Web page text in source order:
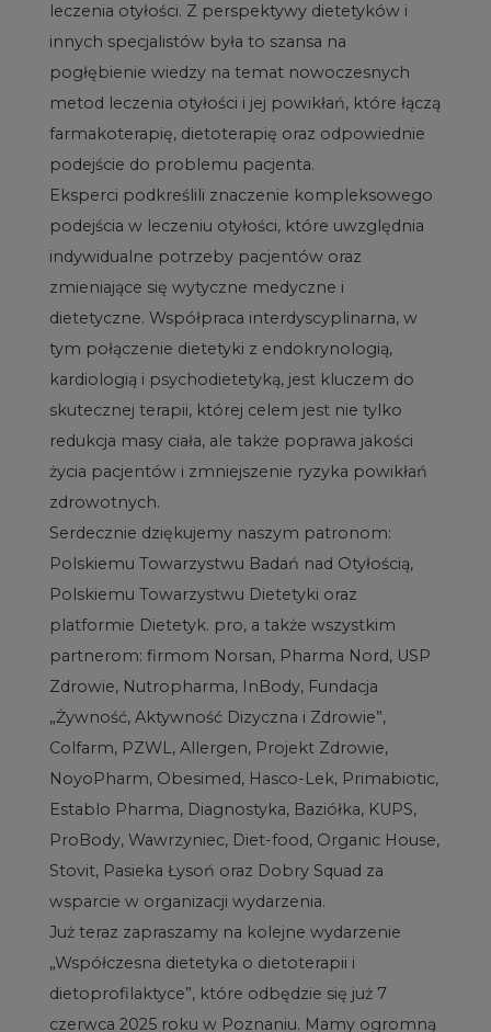
leczenia otyłości. Z perspektywy dietetyków i
innych specjalistów była to szansa na
pogłębienie wiedzy na temat nowoczesnych
metod leczenia otyłości i jej powikłań, które łączą
farmakoterapię, dietoterapię oraz odpowiednie
podejście do problemu pacjenta.
Eksperci podkreślili znaczenie kompleksowego
podejścia w leczeniu otyłości, które uwzględnia
indywidualne potrzeby pacjentów oraz
zmieniające się wytyczne medyczne i
dietetyczne. Współpraca interdyscyplinarna, w
tym połączenie dietetyki z endokrynologią,
kardiologią i psychodietetyką, jest kluczem do
skutecznej terapii, której celem jest nie tylko
redukcja masy ciała, ale także poprawa jakości
życia pacjentów i zmniejszenie ryzyka powikłań
zdrowotnych.
Serdecznie dziękujemy naszym patronom:
Polskiemu Towarzystwu Badań nad Otyłością,
Polskiemu Towarzystwu Dietetyki oraz
platformie Dietetyk. pro, a także wszystkim
partnerom: firmom Norsan, Pharma Nord, USP
Zdrowie, Nutropharma, InBody, Fundacja
„Żywność, Aktywność Dizyczna i Zdrowie”,
Colfarm, PZWL, Allergen, Projekt Zdrowie,
NoyoPharm, Obesimed, Hasco-Lek, Primabiotic,
Establo Pharma, Diagnostyka, Baziółka, KUPS,
ProBody, Wawrzyniec, Diet-food, Organic House,
Stovit, Pasieka Łysoń oraz Dobry Squad za
wsparcie w organizacji wydarzenia.
Już teraz zapraszamy na kolejne wydarzenie
„Współczesna dietetyka o dietoterapii i
dietoprofilaktyce”, które odbędzie się już 7
czerwca 2025 roku w Poznaniu. Mamy ogromną